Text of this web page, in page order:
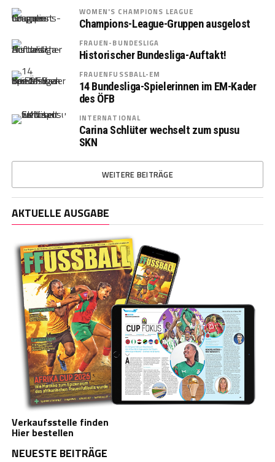
WOMEN'S CHAMPIONS LEAGUE
Champions-League-Gruppen ausgelost
FRAUEN-BUNDESLIGA
Historischer Bundesliga-Auftakt!
FRAUENFUSSBALL-EM
14 Bundesliga-Spielerinnen im EM-Kader
des ÖFB
INTERNATIONAL
Carina Schlüter wechselt zum spusu
SKN
WEITERE BEITRÄGE
AKTUELLE AUSGABE
Verkaufsstelle finden
Hier bestellen
NEUESTE BEITRÄGE